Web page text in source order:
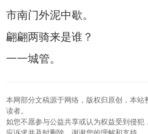
市南门外泥中歇。
翩翩两骑来是谁？
一一城管。
本网部分文稿源于网络，版权归原创，本
读者。
如您不愿参与公益共享或认为权益受到侵